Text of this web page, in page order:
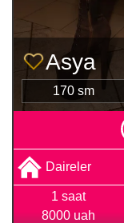
Asya
170 sm
Daireler
1 saat
8000 uah